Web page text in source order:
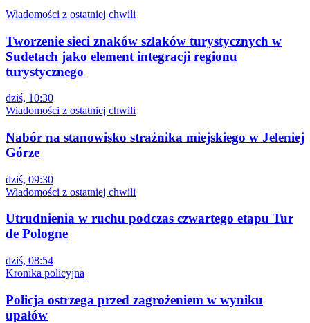
Wiadomości z ostatniej chwili
Tworzenie sieci znaków szlaków turystycznych w
Sudetach jako element integracji regionu
turystycznego
dziś, 10:30
Wiadomości z ostatniej chwili
Nabór na stanowisko strażnika miejskiego w Jeleniej
Górze
dziś, 09:30
Wiadomości z ostatniej chwili
Utrudnienia w ruchu podczas czwartego etapu Tur
de Pologne
dziś, 08:54
Kronika policyjna
Policja ostrzega przed zagrożeniem w wyniku
upałów